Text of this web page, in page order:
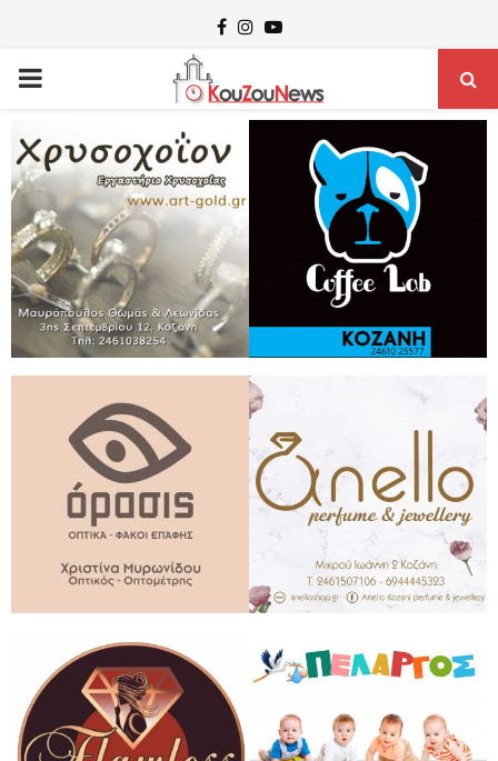
Facebook
Instagram
Youtube
PRIMARY
MENU